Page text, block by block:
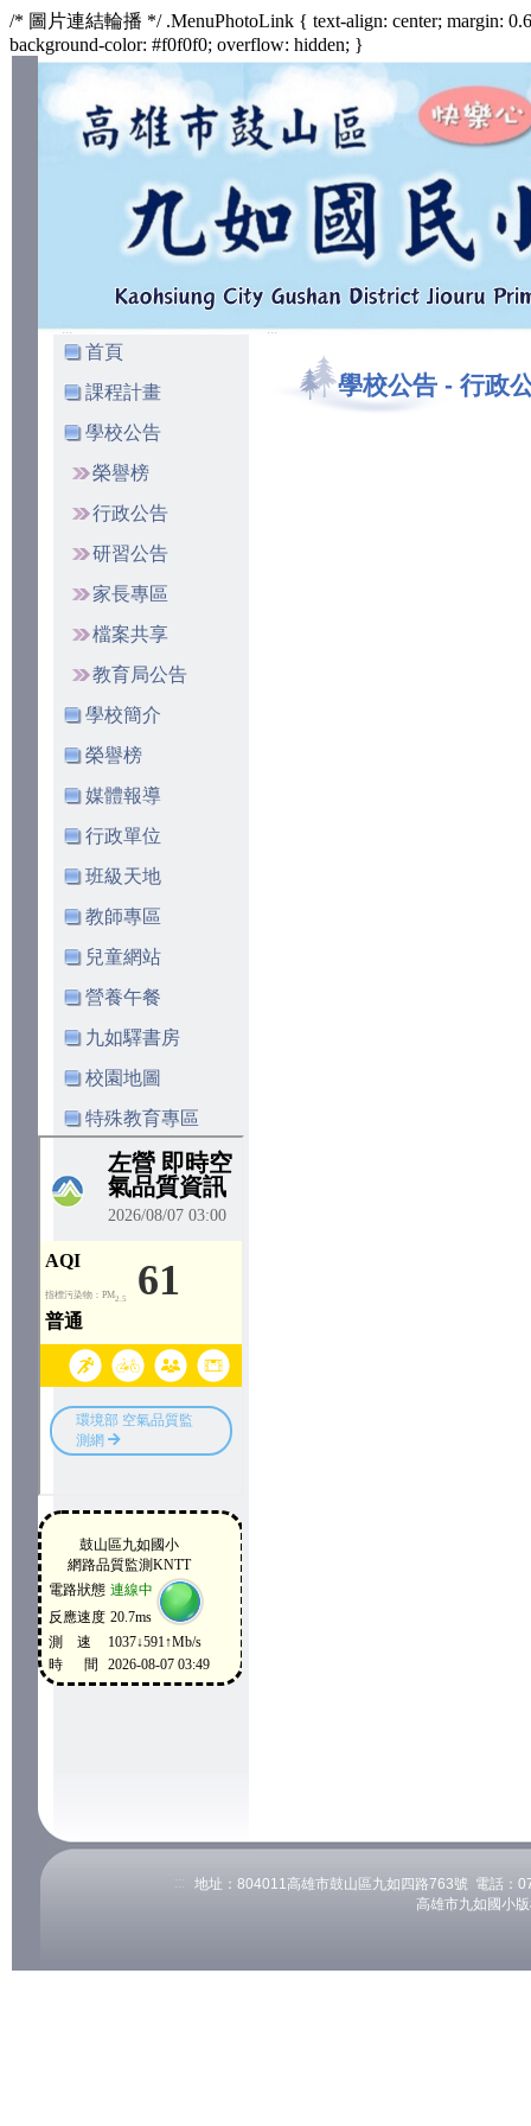
/* 圖片連結輪播 */ .MenuPhotoLink { text-align: center; margin:
background-color: #f0f0f0; overflow: hidden; }
:::
首頁
課程計畫
學校公告
榮譽榜
行政公告
研習公告
家長專區
檔案共享
教育局公告
學校簡介
榮譽榜
媒體報導
行政單位
班級天地
教師專區
兒童網站
營養午餐
九如驛書房
校園地圖
特殊教育專區
:::
學校公告 - 行政
:::
地址：804011高雄市鼓山區九如四路763號 電話：
高雄市九如國小